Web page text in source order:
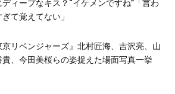
ディープなキス？“イケメンですね”「言わ
て覚えてない」
京リベンジャーズ』北村匠海、吉沢亮、山
貴、今田美桜らの姿捉えた場面写真一挙